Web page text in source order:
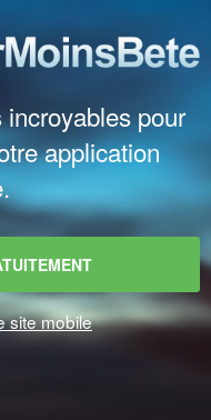
pour
application
site mobile